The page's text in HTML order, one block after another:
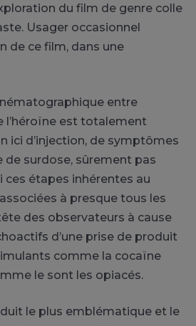
du film de genre colle
Usager occasionnel
de ce film, dans une
entre
est totalement
ici d’injection, de symptômes
surdose, sûrement pas
ces étapes inhérentes au
à presque tous les
des observateurs à cause
d’une prise de produit
comme la cocaïne
le sont les opiacés.
le plus emblématique et le